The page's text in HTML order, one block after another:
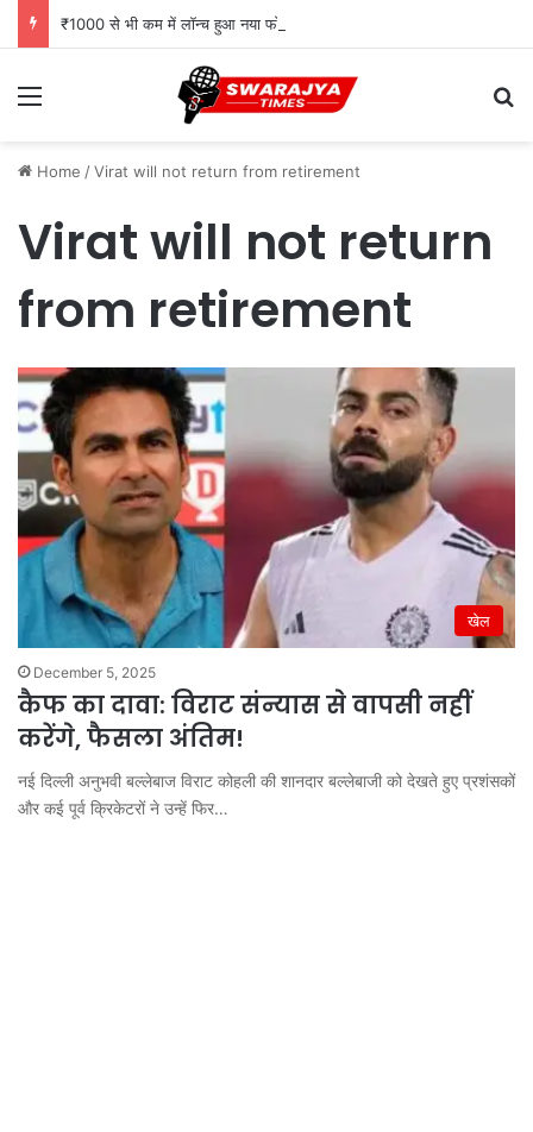
Menu
Home /Virat will not return from retirement
Virat will not return
from retirement
खेल
December 5, 2025
कैफ का दावा: विराट संन्यास से वापसी नहीं
करेंगे, फैसला अंतिम!
नई दिल्ली अनुभवी बल्लेबाज विराट कोहली की शानदार बल्लेबाजी को देखते हुए प्रशंसकों
और कई पूर्व क्रिकेटरों ने उन्हें फिर…